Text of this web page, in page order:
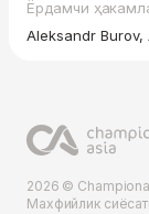
Ёрдамчи
Aleksandr
2026 ©
Махфийлик